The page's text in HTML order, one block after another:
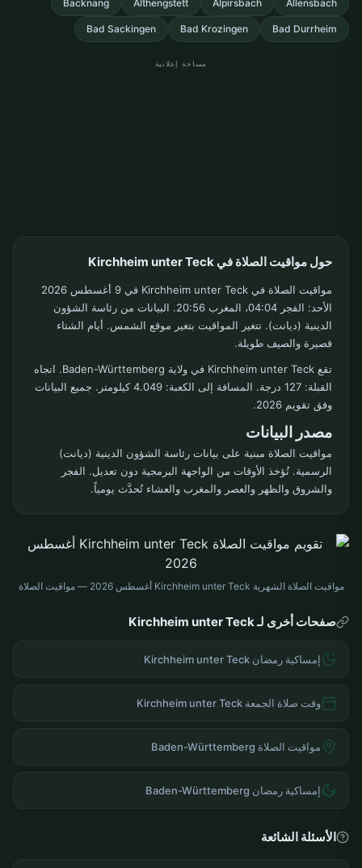
Allensbach
Alpirsbach
Althengstett
Backnang
Bad Durrheim
Bad Krozingen
Bad Sackingen
مساحة إعلانية
حول مواقيت الصلاة في Kirchheim unter Teck
مواقيت الصلاة في Kirchheim unter Teck في 9 أغسطس 2026
الأحد: الفجر 04:04، المغرب 20:56. البيانات من رئاسة الشؤون
الدينية (ديانت). تتغير المواقيت بتغير موقع الشمس. أيام الشتاء
قصيرة والصيف طويلة.
تقع Kirchheim unter Teck في ولاية Baden-Württemberg. اتجاه
القبلة: 127 درجة. المسافة إلى الكعبة: 4.049 كيلومتر. جميع البيانات
وفق تقويم 2026.
مصدر البيانات
مواقيت الصلاة مبنية على بيانات رئاسة الشؤون الدينية (ديانت)
الرسمية. تُؤخذ الأوقات من الواجهة البرمجية دون تعديل. الفجر
والشروق والظهر والعصر والمغرب والعشاء تُحدَّث يومياً.
مواقيت الصلاة الشهرية Kirchheim unter Teck أغسطس 2026 — مواقيت الصلاة
صفحات أخرى لـ Kirchheim unter Teck
إمساكية رمضان Kirchheim unter Teck
وقت صلاة الجمعة Kirchheim unter Teck
مواقيت الصلاة Baden-Württemberg
إمساكية رمضان Baden-Württemberg
الأسئلة الشائعة